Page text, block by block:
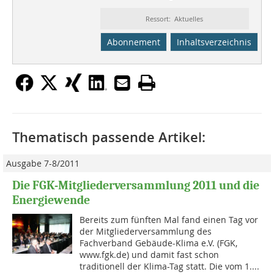
Ressort: Aktuelles
Abonnement Inhaltsverzeichnis
Thematisch passende Artikel:
Ausgabe 7-8/2011
Die FGK-Mitgliederversammlung 2011 und die
Energiewende
Bereits zum fünften Mal fand einen Tag vor
der Mitgliederversammlung des
Fachverband Gebäude-Klima e.V. (FGK,
www.fgk.de) und damit fast schon
traditionell der Klima-Tag statt. Die vom 1....